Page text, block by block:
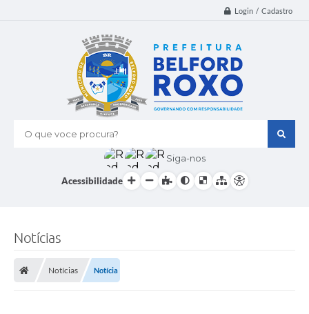
Login / Cadastro
O que voce procura?
Siga-nos
Acessibilidade
Notícias
Notícias Notícia